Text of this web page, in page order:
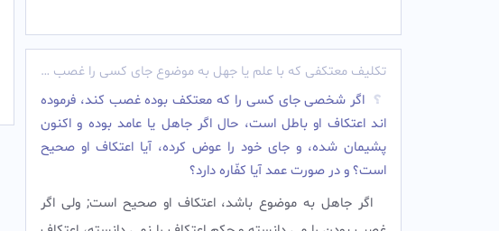
تکلیف معتکفی که با علم یا جهل به موضوع جای کسی را غصب کرده
اگر شخصى جاى كسى را كه معتكف بوده غصب كند، فرموده
اند اعتكاف او باطل است، حال اگر جاهل يا عامد بوده و اكنون
پشيمان شده، و جاى خود را عوض كرده، آيا اعتكاف او صحيح
است؟ و در صورت عمد آيا كفّاره دارد؟
اگر جاهل به موضوع باشد، اعتكاف او صحيح است; ولى اگر